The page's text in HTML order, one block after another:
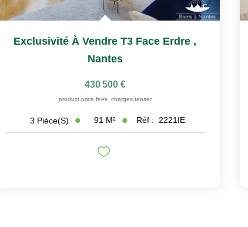
Exclusivité À Vendre T3 Face Erdre ,
Nantes
430 500 €
product.price.fees_charges.teaser
3 Pièce(s) 91 M² Réf : 2221IE